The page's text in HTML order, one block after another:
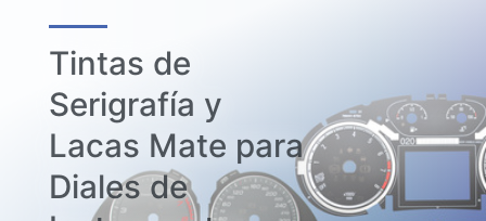
Tintas de
Serigrafía y
Lacas Mate para
Diales de
Instrumentos